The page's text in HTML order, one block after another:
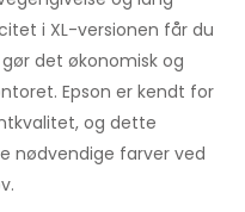
i XL-versionen får du
det økonomisk og
Epson er kendt for
og dette
nødvendige farver ved